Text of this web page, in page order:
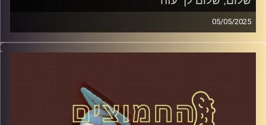
05/05/2025
המערכת הפוליטית על ספת הפסיכולוג, עם פרופסור בועז בן-
דוד ופרופסור גלעד הירשברגר
קרדיט תמונות:AudioVersity